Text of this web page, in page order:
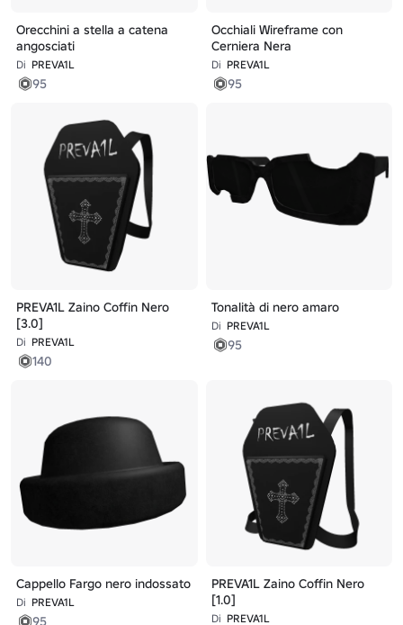
Orecchini a stella a catena
angosciati
Di PREVA1L
95
Occhiali Wireframe con
Cerniera Nera
Di PREVA1L
95
PREVA1L Zaino Coffin Nero
[3.0]
Di PREVA1L
140
Tonalità di nero amaro
Di PREVA1L
95
Cappello Fargo nero indossato
Di PREVA1L
95
PREVA1L Zaino Coffin Nero
[1.0]
Di PREVA1L